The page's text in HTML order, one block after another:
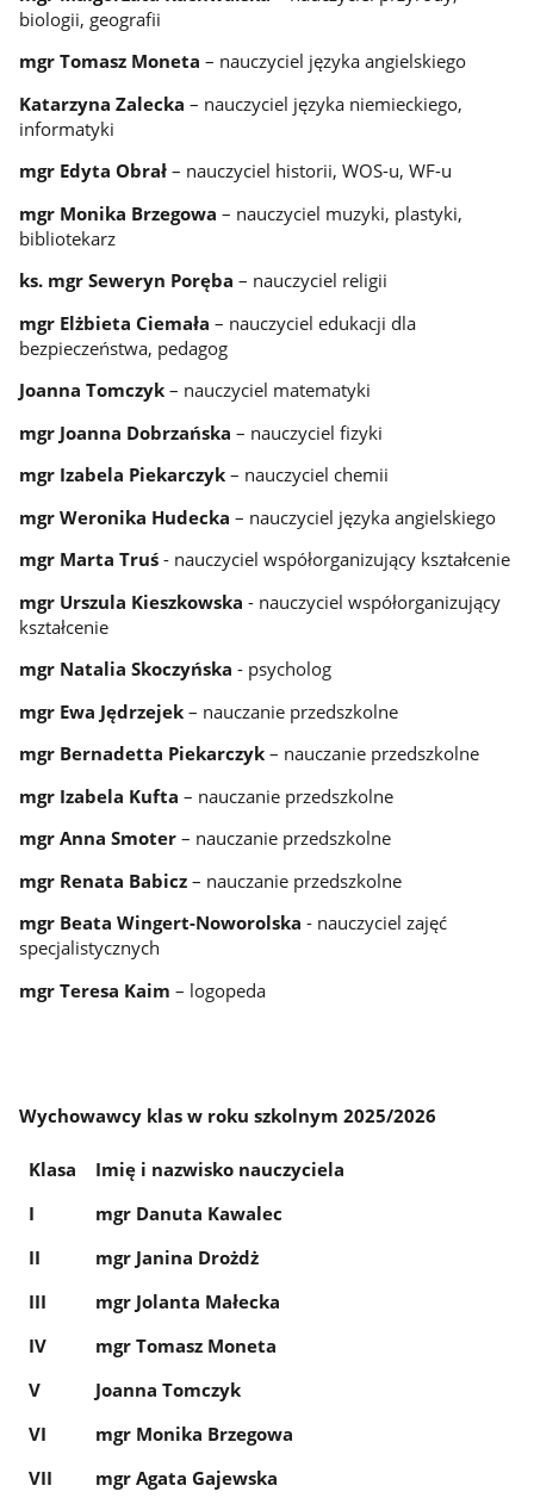
biologii, geografii
mgr Tomasz Moneta – nauczyciel języka angielskiego
Katarzyna Zalecka – nauczyciel języka niemieckiego,
informatyki
mgr Edyta Obrał – nauczyciel historii, WOS-u, WF-u
mgr Monika Brzegowa – nauczyciel muzyki, plastyki,
bibliotekarz
ks. mgr Seweryn Poręba – nauczyciel religii
mgr Elżbieta Ciemała – nauczyciel edukacji dla
bezpieczeństwa, pedagog
Joanna Tomczyk – nauczyciel matematyki
mgr Joanna Dobrzańska – nauczyciel fizyki
mgr Izabela Piekarczyk– nauczyciel chemii
mgr Weronika Hudecka – nauczyciel języka angielskiego
mgr Marta Truś- nauczyciel współorganizujący kształcenie
mgr Urszula Kieszkowska - nauczyciel współorganizujący
kształcenie
mgr Natalia Skoczyńska - psycholog
mgr Ewa Jędrzejek– nauczanie przedszkolne
mgr Bernadetta Piekarczyk– nauczanie przedszkolne
mgr Izabela Kufta – nauczanie przedszkolne
mgr Anna Smoter– nauczanie przedszkolne
mgr Renata Babicz– nauczanie przedszkolne
mgr Beata Wingert-Noworolska - nauczyciel zajęć
specjalistycznych
mgr Teresa Kaim – logopeda
Wychowawcy klas w roku szkolnym 2025/2026
Klasa
Imię i nazwisko nauczyciela
I
mgr Danuta Kawalec
II
mgr Janina Drożdż
III
mgr Jolanta Małecka
IV
mgr Tomasz Moneta
V
Joanna Tomczyk
VI
mgr Monika Brzegowa
VII
mgr Agata Gajewska